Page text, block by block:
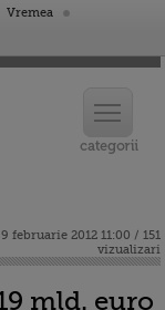
Vremea
9 februarie 2012 11:00 / 151
vizualizari
mld. euro